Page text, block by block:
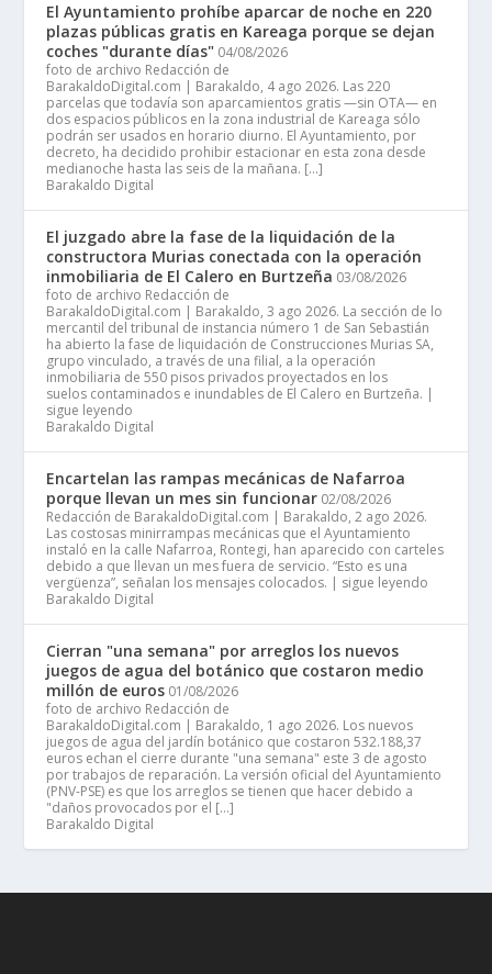
El Ayuntamiento prohíbe aparcar de noche en 220
plazas públicas gratis en Kareaga porque se dejan
coches "durante días" 04/08/2026
foto de archivo Redacción de
BarakaldoDigital.com | Barakaldo, 4 ago 2026. Las 220
parcelas que todavía son aparcamientos gratis —sin OTA— en
dos espacios públicos en la zona industrial de Kareaga sólo
podrán ser usados en horario diurno. El Ayuntamiento, por
decreto, ha decidido prohibir estacionar en esta zona desde
medianoche hasta las seis de la mañana. […]
Barakaldo Digital
El juzgado abre la fase de la liquidación de la
constructora Murias conectada con la operación
inmobiliaria de El Calero en Burtzeña 03/08/2026
foto de archivo Redacción de
BarakaldoDigital.com | Barakaldo, 3 ago 2026. La sección de lo
mercantil del tribunal de instancia número 1 de San Sebastián
ha abierto la fase de liquidación de Construcciones Murias SA,
grupo vinculado, a través de una filial, a la operación
inmobiliaria de 550 pisos privados proyectados en los
suelos contaminados e inundables de El Calero en Burtzeña. |
sigue leyendo
Barakaldo Digital
Encartelan las rampas mecánicas de Nafarroa
porque llevan un mes sin funcionar 02/08/2026
Redacción de BarakaldoDigital.com | Barakaldo, 2 ago 2026.
Las costosas minirrampas mecánicas que el Ayuntamiento
instaló en la calle Nafarroa, Rontegi, han aparecido con carteles
debido a que llevan un mes fuera de servicio. “Esto es una
vergüenza”, señalan los mensajes colocados. | sigue leyendo
Barakaldo Digital
Cierran "una semana" por arreglos los nuevos
juegos de agua del botánico que costaron medio
millón de euros 01/08/2026
foto de archivo Redacción de
BarakaldoDigital.com | Barakaldo, 1 ago 2026. Los nuevos
juegos de agua del jardín botánico que costaron 532.188,37
euros echan el cierre durante "una semana" este 3 de agosto
por trabajos de reparación. La versión oficial del Ayuntamiento
(PNV-PSE) es que los arreglos se tienen que hacer debido a
"daños provocados por el […]
Barakaldo Digital